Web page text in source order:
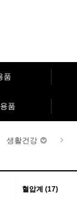
품
품
생활건강
혈압계 (17)